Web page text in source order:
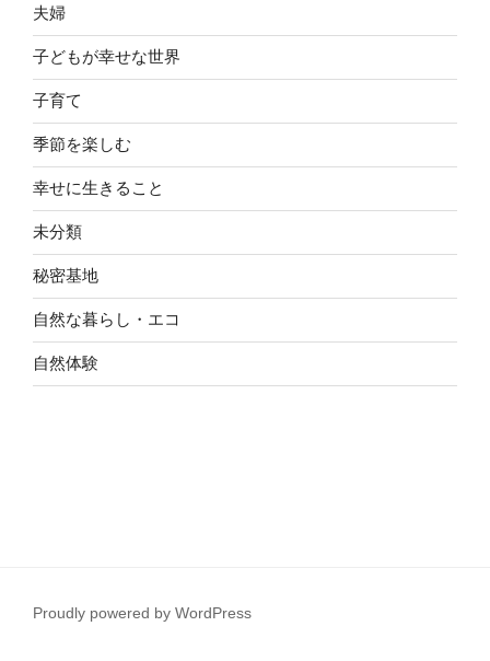
夫婦
子どもが幸せな世界
子育て
季節を楽しむ
幸せに生きること
未分類
秘密基地
自然な暮らし・エコ
自然体験
Proudly powered by WordPress